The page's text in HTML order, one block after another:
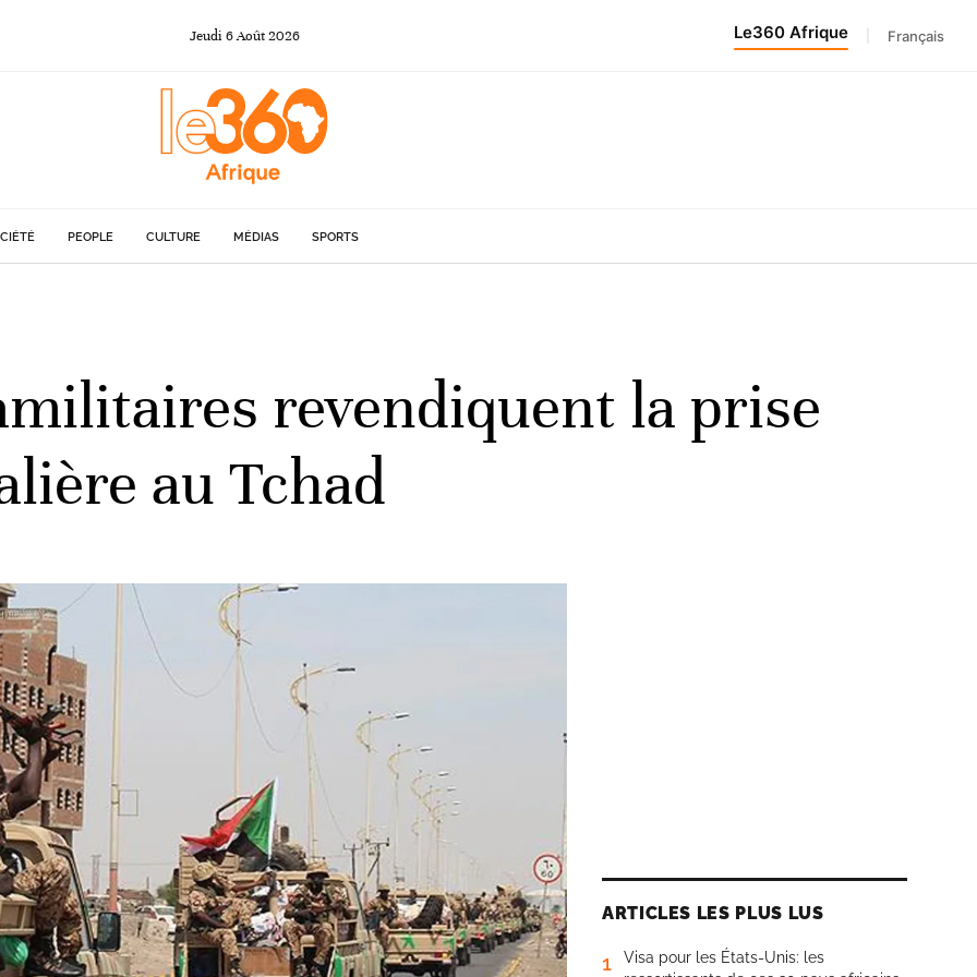
Jeudi 6Août 2026 Le360 Afrique Français
PEOPLE CULTURE MÉDIAS SPORTS
revendiquent la prise
au Tchad
ARTICLES LES PLUS LUS
1
Visa pour les États-Unis: les